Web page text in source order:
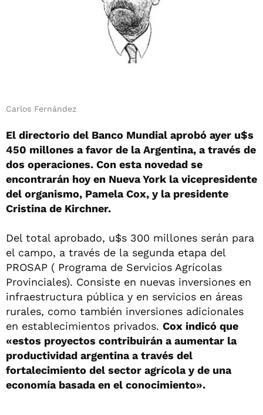
Carlos Fernández
El directorio del Banco Mundial aprobó ayer u$s
450 millones a favor de la Argentina, a través de
dos operaciones. Con esta novedad se
encontrarán hoy en Nueva York la vicepresidente
del organismo, Pamela Cox, y la presidente
Cristina de Kirchner.
Del total aprobado, u$s 300 millones serán para
el campo, a través de la segunda etapa del
PROSAP ( Programa de Servicios Agrícolas
Provinciales). Consiste en nuevas inversiones en
infraestructura pública y en servicios en áreas
rurales, como también inversiones adicionales
en establecimientos privados. Cox indicó que
«estos proyectos contribuirán a aumentar la
productividad argentina a través del
fortalecimiento del sector agrícola y de una
economía basada en el conocimiento».